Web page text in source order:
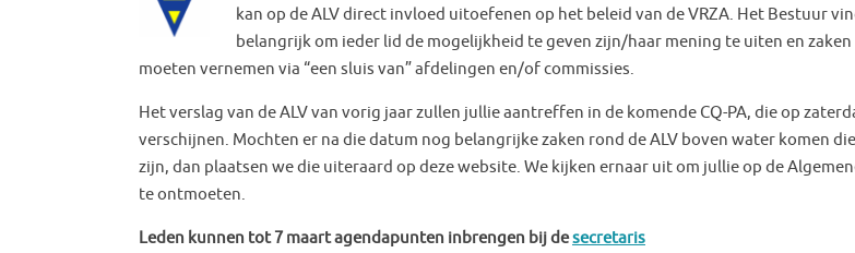
kan op de ALV direct invloed uitoefenen op het beleid van de VRZA. Het Bestuur
belangrijk om ieder lid de mogelijkheid te geven zijn/haar mening te uiten en
moeten vernemen via “een sluis van” afdelingen en/of commissies.
Het verslag van de ALV van vorig jaar zullen jullie aantreffen in de komende CQ-PA, die op
verschijnen. Mochten er na die datum nog belangrijke zaken rond de ALV boven water komen
zijn, dan plaatsen we die uiteraard op deze website. We kijken ernaar uit om jullie op de
te ontmoeten.
Leden kunnen tot 7 maart agendapunten inbrengen bij desecretaris